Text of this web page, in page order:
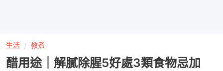
生活 教煮
醋用途｜解膩除腥5好處3類食物忌加